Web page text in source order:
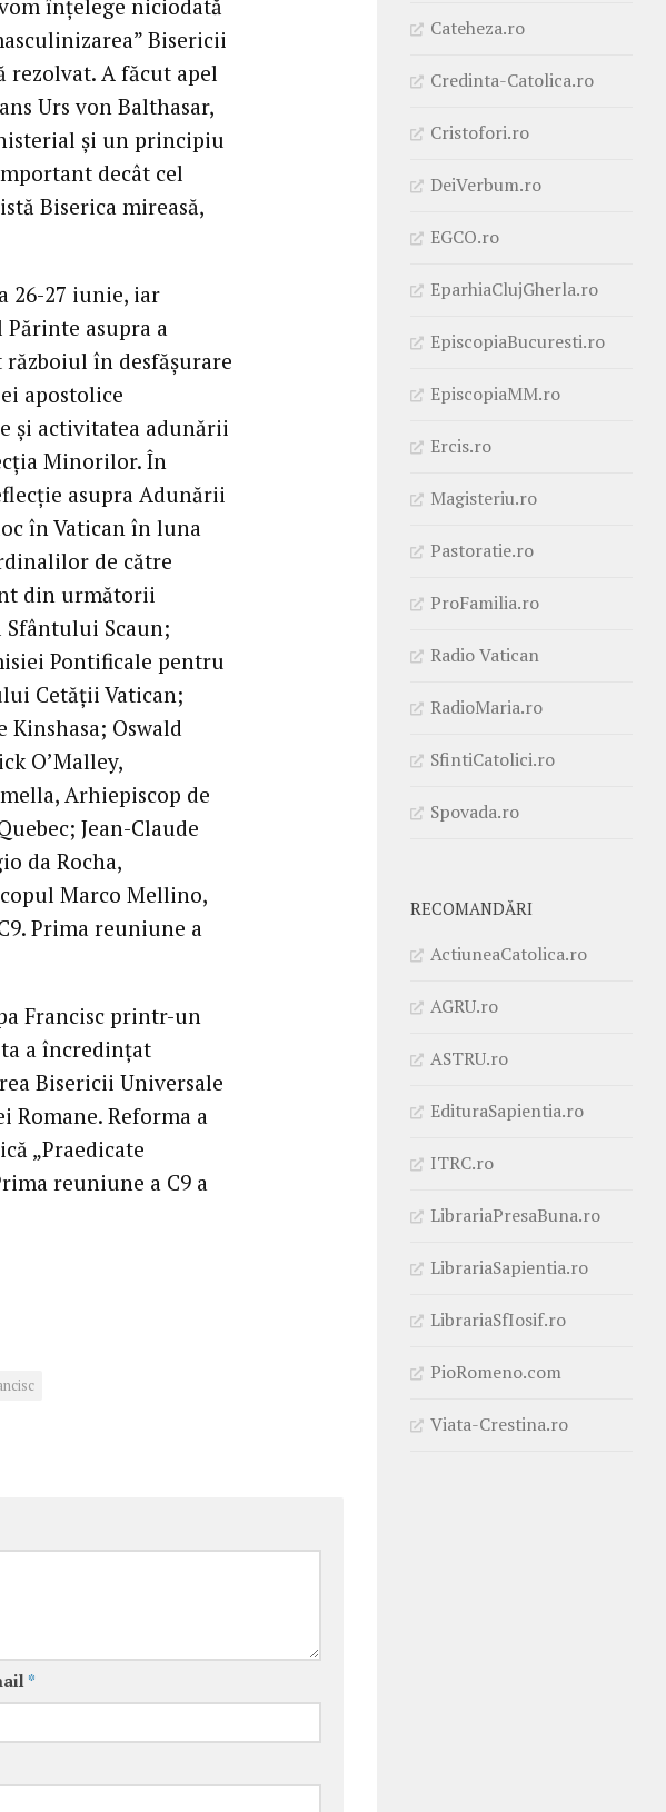
înțelege niciodată
Bisericii
rezolvat. A făcut apel
Urs von Balthasar,
și un principiu
decât cel
Biserica mireasă,
26-27 iunie, iar
asupra a
în desfășurare
apostolice
și activitatea adunării
Minorilor. În
asupra Adunării
în Vatican în luna
de către
din următorii
Sfântului Scaun;
Pontificale pentru
Cetății Vatican;
Oswald
O’Malley,
Arhiepiscop de
Jean-Claude
da Rocha,
Marco Mellino,
Prima reuniune a
Francisc printr-un
a încredințat
Bisericii Universale
Romane. Reforma a
„Praedicate
reuniune a C9 a
*
Cateheza.ro
Credinta-Catolica.ro
Cristofori.ro
DeiVerbum.ro
EGCO.ro
EparhiaClujGherla.ro
EpiscopiaBucuresti.ro
EpiscopiaMM.ro
Ercis.ro
Magisteriu.ro
Pastoratie.ro
ProFamilia.ro
Radio Vatican
RadioMaria.ro
SfintiCatolici.ro
Spovada.ro
RECOMANDĂRI
ActiuneaCatolica.ro
AGRU.ro
ASTRU.ro
EdituraSapientia.ro
ITRC.ro
LibrariaPresaBuna.ro
LibrariaSapientia.ro
LibrariaSfIosif.ro
PioRomeno.com
Viata-Crestina.ro